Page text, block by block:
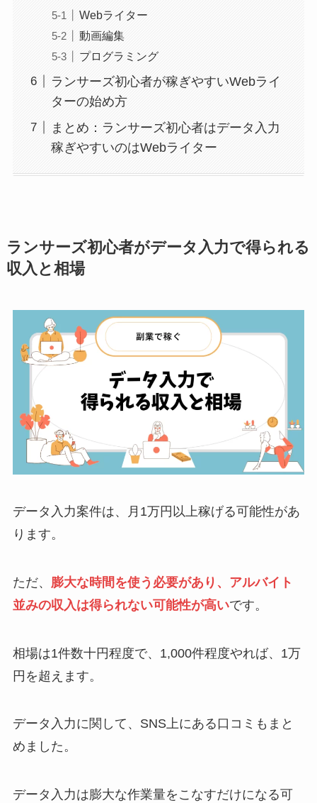
Webライター
動画編集
プログラミング
ランサーズ初心者が稼ぎやすいWebライ
ターの始め方
まとめ：ランサーズ初心者はデータ入力
稼ぎやすいのはWebライター
ランサーズ初心者がデータ入力で得られる
収入と相場
データ入力案件は、月1万円以上稼げる可能性があ
ります。
ただ、 膨大な時間を使う必要があり、アルバイト
並みの収入は得られない可能性が高いです。
相場は1件数十円程度で、1,000件程度やれば、1万
円を超えます。
データ入力に関して、SNS上にある口コミもまと
めました。
データ入力は膨大な作業量をこなすだけになる可